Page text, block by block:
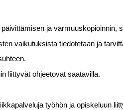
ja varmuuskopioinnin,
vaikutuksista tiedotetaan ja
liittyvät ohjeetovat saatavilla.
työhön ja opiskeluun